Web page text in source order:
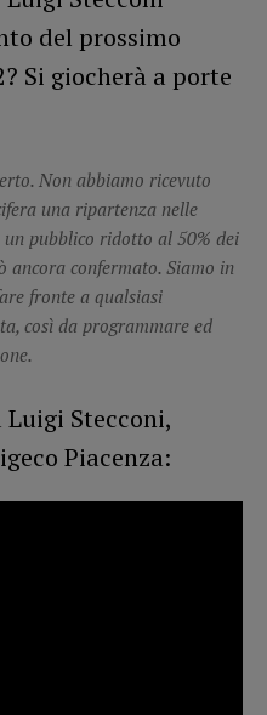
del prossimo
Si giocherà a porte
Non abbiamo ricevuto
una ripartenza nelle
pubblico ridotto al 50% dei
ancora confermato. Siamo in
fronte a qualsiasi
così da programmare ed
Stecconi,
Piacenza: